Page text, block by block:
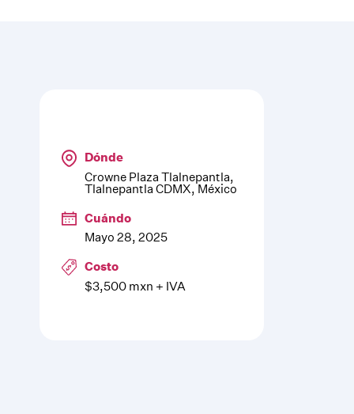
Dónde
Crowne Plaza Tlalnepantla,
Tlalnepantla CDMX, México
Cuándo
Mayo 28, 2025
Costo
$3,500 mxn + IVA